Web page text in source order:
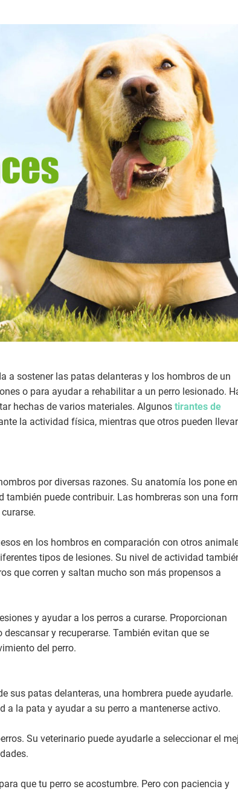
a sostener las patas delanteras y los hombros de un
o para ayudar a rehabilitar a un perro lesionado.
hechas de varios materiales. Algunos tirantes de
la actividad física, mientras que otros pueden
por diversas razones. Su anatomía los pone en
también puede contribuir. Las hombreras son una
en los hombros en comparación con otros
tipos de lesiones. Su nivel de actividad
que corren y saltan mucho son más propensos a
y ayudar a los perros a curarse. Proporcionan
y recuperarse. También evitan que se
del perro.
sus patas delanteras, una hombrera puede ayudarle.
a la pata y ayudar a su perro a mantenerse activo.
Su veterinario puede ayudarle a seleccionar el
que tu perro se acostumbre. Pero con paciencia y